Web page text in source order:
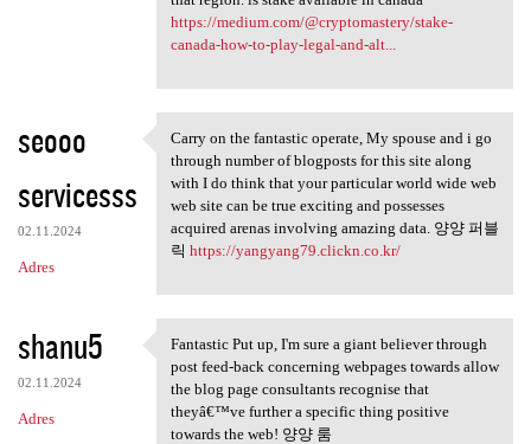
https://medium.com/@cryptomastery/stake-
canada-how-to-play-legal-and-alt...
seooo
servicesss
02.11.2024
Adres
Carry on the fantastic
Carry on the fantastic operate, My spouse and i go
through number of blogposts for this site along
with I do think that your particular world wide web
web site can be true exciting and possesses
acquired arenas involving amazing data. 양양 퍼블
릭 https://yangyang79.clickn.co.kr/
shanu5
02.11.2024
Adres
Fantastic Put up, I'm sure a
Fantastic Put up, I'm sure a giant believer through
post feed-back concerning webpages towards allow
the blog page consultants recognise that
theyâ€™ve further a specific thing positive
towards the web! 양양 룸